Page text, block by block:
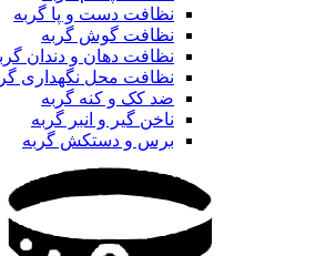
نظافت دست و پا گربه
نظافت گوش گربه
نظافت دهان و دندان
نظافت محل نگهداری
ضد کک و کنه گربه
ناخن گیر و انبر گربه
برس و دستکش گربه